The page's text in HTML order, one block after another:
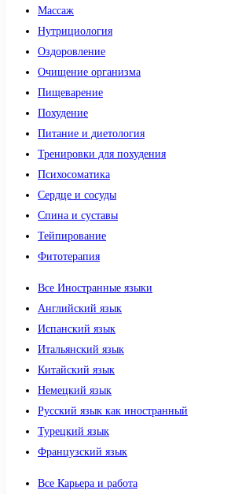
Массаж
Нутрициология
Оздоровление
Очищение организма
Пищеварение
Похудение
Питание и диетология
Тренировки для похудения
Психосоматика
Сердце и сосуды
Спина и суставы
Тейпирование
Фитотерапия
Все Иностранные языки
Английский язык
Испанский язык
Итальянский язык
Китайский язык
Немецкий язык
Русский язык как иностранный
Турецкий язык
Французский язык
Все Карьера и работа